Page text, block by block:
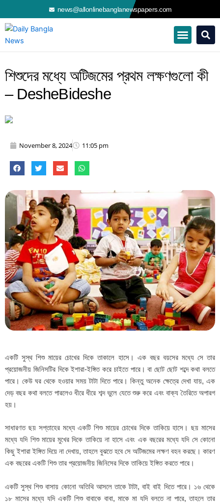
to
content
news@allonlinebanglanewspapers.com
শিশুদের মধ্যে অটিজমের প্রথম লক্ষণগুলো কী
– DesheBideshe
November 8, 2024 11:05 pm
একটি সুস্থ শিশু মায়ের চোখের দিকে তাকালে হাসে। এক বছর বয়সের মধ্যে সে তার
প্রয়োজনীয় জিনিসটির দিকে ইশারা-ইঙ্গিত করে চাইতে পারে। বা ছোট ছোট শব্দে কথা বলতে
পারে। কেউ ঘর থেকে হওয়ার সময় টাটা দিতে পারে। কিন্তু অনেক ক্ষেত্রে দেখা যায়, এক
দেড় বছর কথা বলতে পারলেও ধীরে ধীরে শব্দ ভুলে যেতে শুরু করে এবং বাক্য তৈরিতে অপারগ
হয়।
সাধারণত ছয় সপ্তাহের মধ্যে একটি শিশু মায়ের চোখের দিকে তাকিয়ে হাসে। ছয় মাসের
মধ্যে যদি শিশু মায়ের মুখের দিকে তাকিয়ে না হাসে এবং এক বছরের মধ্যে যদি সে কোনো
কিছু ইশারা ইঙ্গিত দিয়ে না দেখায়, তাহলে বুঝতে হবে সে অটিজমের লক্ষণ বহন করছে। কারণ
এক বছরের একটি শিশু তার প্রয়োজনীয় জিনিসের দিকে তাকিয়ে ইঙ্গিত করতে পারে।
একটি সুস্থ শিশু বাসায় কোনো অতিথি আসলে তাকে টাটা, বাই বাই দিতে পারে। ১৬ থেকে
১৮ মাসের মধ্যে যদি একটি শিশু বাবাকে বাবা, মাকে মা যদি বলতে না পারে, তাহলে তার